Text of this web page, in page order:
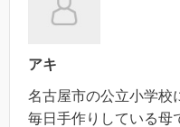
アキ
名古屋市の公立小学校
毎日手作りしている母